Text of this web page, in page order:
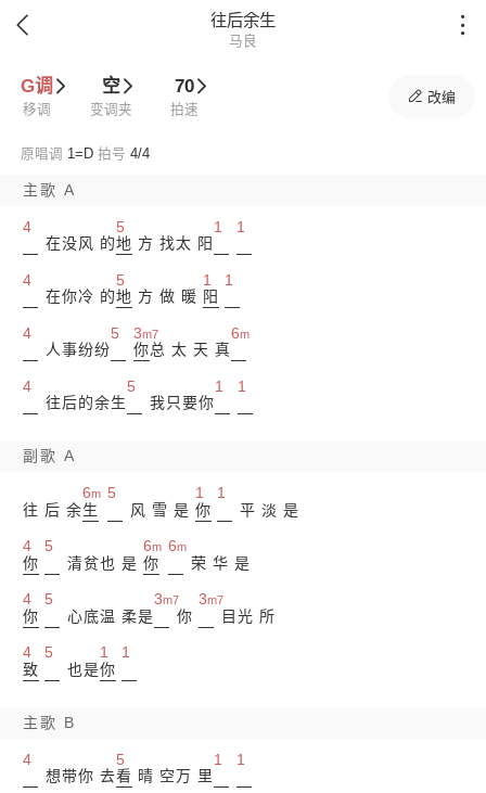
 往后余生
马良

G调
移调
空
变调夹
70
拍速
 改编
原唱调 1= D 拍号 4/4
主歌 A
4
在没风 的
5
地 方 找太 阳
1 1
4
在你冷 的
5
地 方 做 暖
1
阳
1
4
人事纷纷
5 3m7
你总 太 天 真
6m
4
往后的余生
5
我只要你
1 1
副歌 A
往 后 余
6m
生
5
风 雪 是
1
你
1
平 淡 是
4
你
5
清贫也 是
6m
你
6m
荣 华 是
4
你
5
心底温 柔是
3m7
你
3m7
目光 所
4
致
5
也是
1
你
1
主歌 B
4
想带你 去
5
看 晴 空万 里
1 1